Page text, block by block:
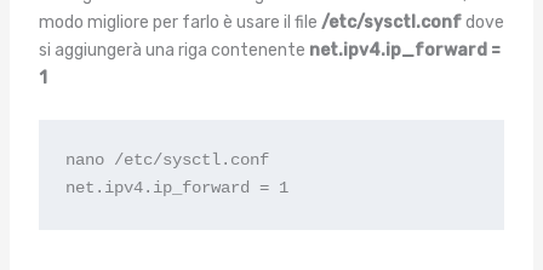
modo migliore per farlo è usare il file /etc/sysctl.confdove
si aggiungerà una riga contenente net.ipv4.ip_forward =
1
nano /etc/sysctl.conf
net.ipv4.ip_forward = 1